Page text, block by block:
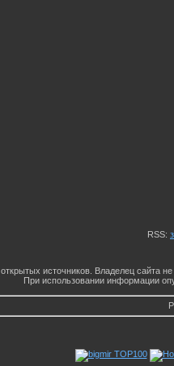
RSS:
источников. Владелец сайта
При использовании информации